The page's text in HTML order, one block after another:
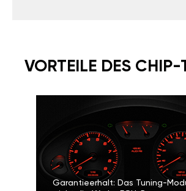
VORTEILE DES CHIP-
Garantieerhalt: Das Tuning-